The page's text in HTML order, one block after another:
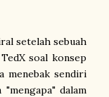
setelah sebuah
soal konsep
menebak sendiri
dalam